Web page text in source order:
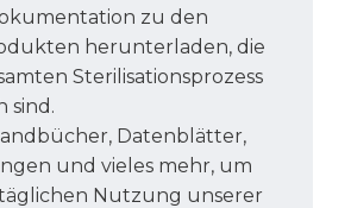
zu den
herunterladen, die
Sterilisationsprozess
sind.
Datenblätter,
und vieles mehr, um
Nutzung unserer